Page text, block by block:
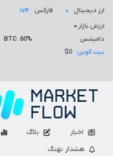
ارز دیجیتال ۰ فارکس
۱۷۴
ارزش بازار ۰
دامیننس
BTC: 60%
بیت کوین
$0
اخبار بلاگ
هشدار نهنگ